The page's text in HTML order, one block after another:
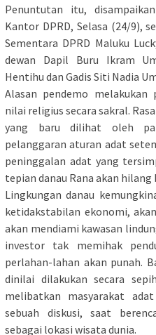
Penuntutan itu,
Kantor DPRD, Selasa (24/9),
Sementara DPRD Maluku
dewan Dapil Buru Ikram
Hentihu dan Gadis Siti Nadia
Alasan pendemo
nilai religius secara sakral.
yang baru dilihat oleh
pelanggaran aturan adat
peninggalan adat yang
tepian danau Rana akan
Lingkungan danau
ketidakstabilan ekonomi,
akan mendiami kawasan
investor tak memihak
perlahan-lahan akan punah.
dinilai dilakukan secara
melibatkan masyarakat
sebuah diskusi, saat
sebagai lokasi wisata dunia.